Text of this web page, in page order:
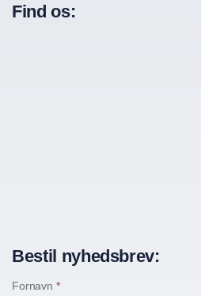
Find os:
Bestil nyhedsbrev:
Fornavn *